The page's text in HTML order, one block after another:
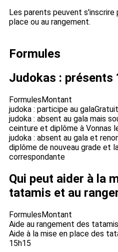
Les parents peuvent s'inscrire
place ou au rangement.
Formules
Judokas : présents
FormulesMontant
judoka : participe au galaGratuit
judoka : absent au gala mais
ceinture et diplôme à Vonnas
judoka : absent au gala et
diplôme de nouveau grade et
correspondante
Qui peut aider à la
tatamis et au
FormulesMontant
Aide au rangement des
Aide à la mise en place des
15h15